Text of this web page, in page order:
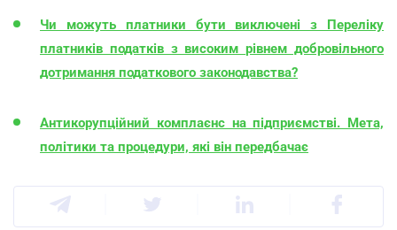
Чи можуть платники бути виключені з Переліку
платників податків з високим рівнем добровільного
дотримання податкового законодавства?
Антикорупційний комплаєнс на підприємстві. Мета,
політики та процедури, які він передбачає